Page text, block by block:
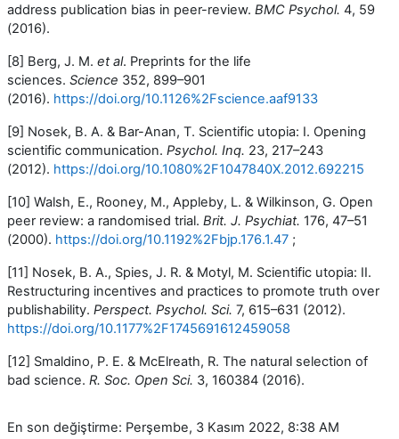
address publication bias in peer-review. BMC Psychol. 4, 59
(2016).
[8] Berg, J. M. et al. Preprints for the life
sciences. Science 352, 899–901
(2016). https://doi.org/10.1126%2Fscience.aaf9133
[9] Nosek, B. A. & Bar-Anan, T. Scientific utopia: I. Opening
scientific communication. Psychol. Inq. 23, 217–243
(2012). https://doi.org/10.1080%2F1047840X.2012.692215
[10] Walsh, E., Rooney, M., Appleby, L. & Wilkinson, G. Open
peer review: a randomised trial. Brit. J. Psychiat. 176, 47–51
(2000). https://doi.org/10.1192%2Fbjp.176.1.47 ;
[11] Nosek, B. A., Spies, J. R. & Motyl, M. Scientific utopia: II.
Restructuring incentives and practices to promote truth over
publishability. Perspect. Psychol. Sci. 7, 615–631 (2012).
https://doi.org/10.1177%2F1745691612459058
[12] Smaldino, P. E. & McElreath, R. The natural selection of
bad science. R. Soc. Open Sci. 3, 160384 (2016).
En son değiştirme: Perşembe, 3 Kasım 2022, 8:38 AM